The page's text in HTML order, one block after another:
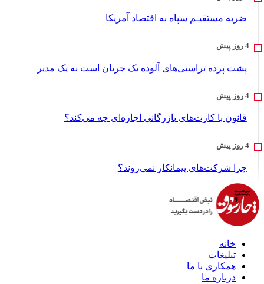
ضربه مستقیـم سپاه به اقتصاد آمر‌یکا
پشت پرده تراستی‌های آلوده یک جریان است نه یک مدیر
قانون با کارت‌های بازرگانی اجاره‌ای چه می‌کند؟
چرا شرکت‌های پیمانکار نمی‌روند؟
خانه
تبلیغات
همکاری با ما
درباره ما